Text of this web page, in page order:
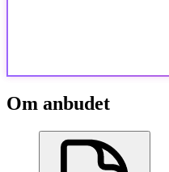
Om anbudet